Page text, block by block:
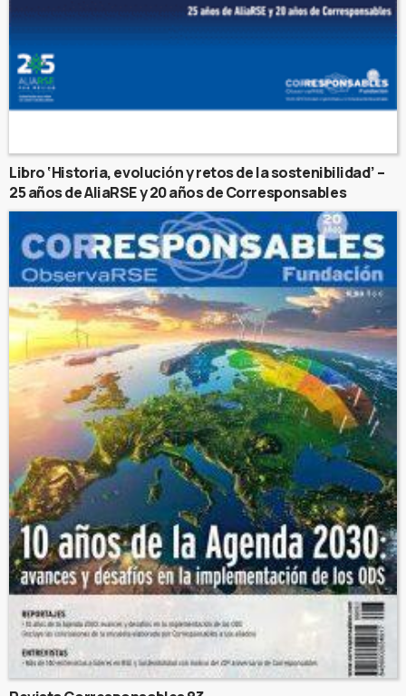
Libro ‘Historia, evolución y retos de la sostenibilidad’ –
25 años de AliaRSE y 20 años de Corresponsables